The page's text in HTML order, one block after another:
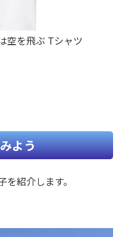
空を飛ぶ Tシャツ
よう
紹介します。